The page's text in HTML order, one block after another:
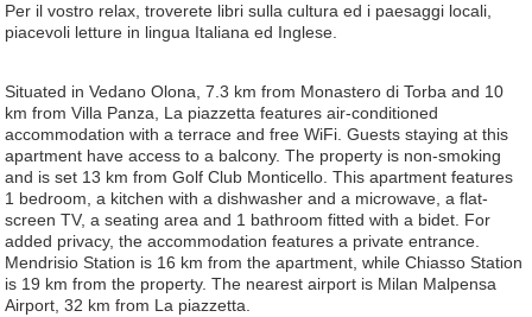
Per il vostro relax, troverete libri sulla cultura ed i paesaggi locali,
piacevoli letture in lingua Italiana ed Inglese.
Situated in Vedano Olona, 7.3 km from Monastero di Torba and 10
km from Villa Panza, La piazzetta features air-conditioned
accommodation with a terrace and free WiFi. Guests staying at this
apartment have access to a balcony. The property is non-smoking
and is set 13 km from Golf Club Monticello. This apartment features
1 bedroom, a kitchen with a dishwasher and a microwave, a flat-
screen TV, a seating area and 1 bathroom fitted with a bidet. For
added privacy, the accommodation features a private entrance.
Mendrisio Station is 16 km from the apartment, while Chiasso Station
is 19 km from the property. The nearest airport is Milan Malpensa
Airport, 32 km from La piazzetta.